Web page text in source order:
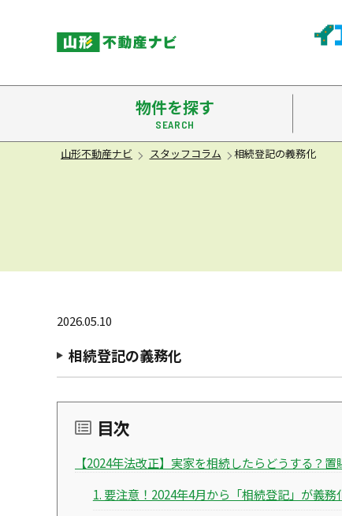
米
物件を探す
山形不動産ナビ スタッフコラム 相続登記の義務化
2026.05.10
相続登記の義務化
目次
【2024年法改正】実家を相続したらどうする？
1. 要注意！2024年4月から「相続登記」が義務